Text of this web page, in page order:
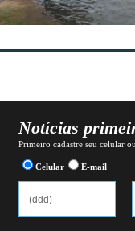
Notícias
Primeiro cadastre seu celular
Celular E-mail